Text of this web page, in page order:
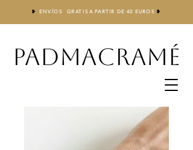
❥ ENVÍOS GRATIS A PARTIR DE 40 EUROS ❥
PADMACRAMÉ